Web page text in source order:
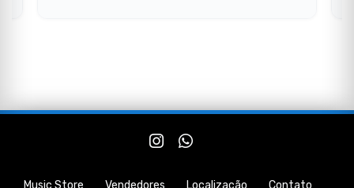
Music Store Vendedores Localização Contato